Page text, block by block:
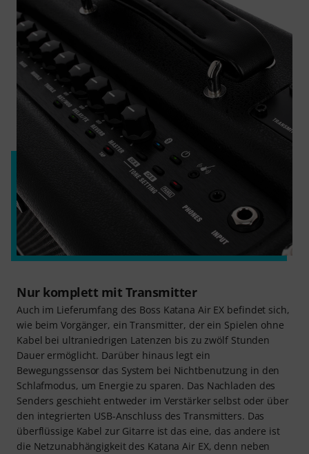
Nur komplett mit Transmitter
Auch im Lieferumfang des Boss Katana Air EX befindet sich,
wie beim Vorgänger, ein Transmitter, der ein Spielen ohne
Kabel bei ultraniedrigen Latenzen bis zu zwölf Stunden
Dauer ermöglicht. Darüber hinaus legt ein
Bewegungssensor das System bei Nichtbenutzung in den
Schlafmodus, um Energie zu sparen. Das Nachladen des
Senders geschieht entweder im Verstärker selbst oder über
den integrierten USB-Anschluss des Transmitters. Das
überflüssige Kabel zur Gitarre ist das eine, das andere ist
die Netzunabhängigkeit des Katana Air EX, denn neben